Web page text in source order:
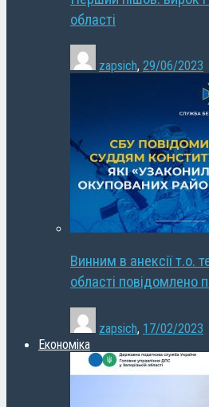
області
zapsich, 29/06/2023
Винним в анексії т.о.
області повідомлено
zapsich, 17/02/2023
Економіка